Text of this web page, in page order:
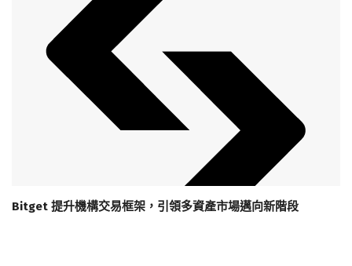
Bitget 提升機構交易框架，引領多資產市場邁向新階段